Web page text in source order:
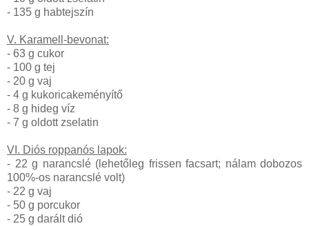
- 135 g habtejszín
V. Karamell-bevonat:
- 63 g cukor
- 100 g tej
- 20 g vaj
- 4 g kukoricakeményítő
- 8 g hideg víz
- 7 g oldott zselatin
VI. Diós roppanós lapok:
- 22 g narancslé (lehetőleg frissen facsart; nálam dobozos
100%-os narancslé volt)
- 22 g vaj
- 50 g porcukor
- 25 g darált dió